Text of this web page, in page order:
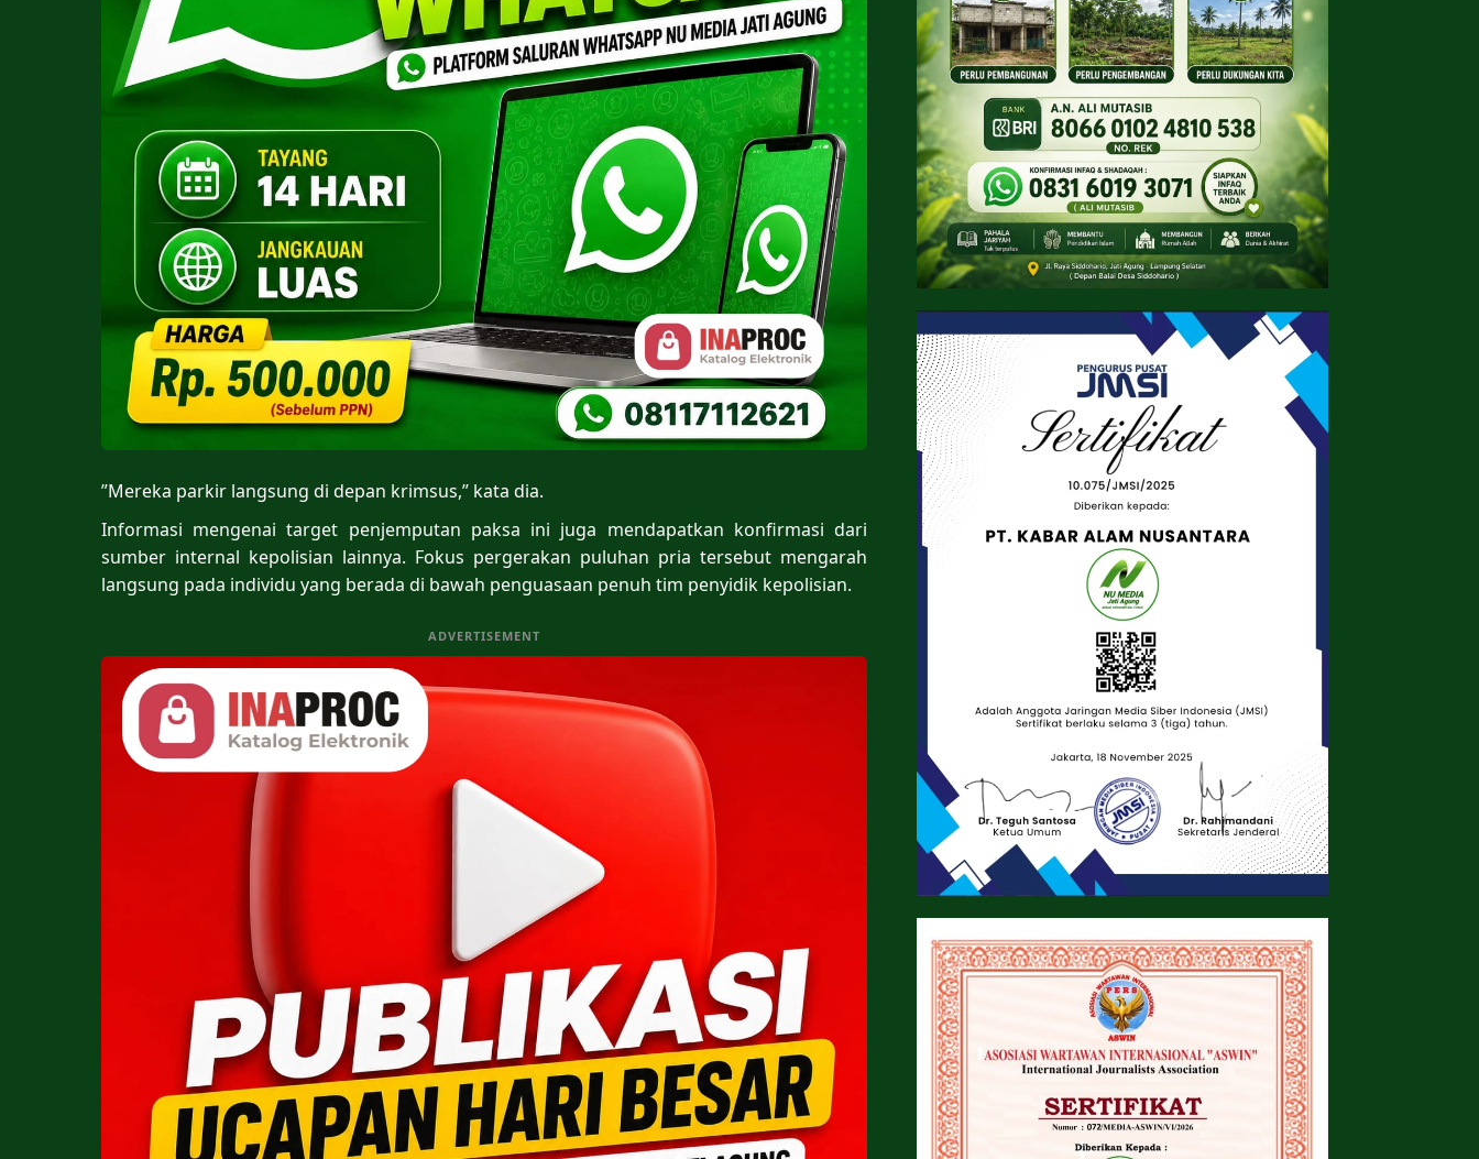
​”Mereka parkir langsung di depan krimsus,” kata dia.
​Informasi mengenai target penjemputan paksa ini juga mendapatkan konfirmasi dari
sumber internal kepolisian lainnya. Fokus pergerakan puluhan pria tersebut mengarah
langsung pada individu yang berada di bawah penguasaan penuh tim penyidik kepolisian.
ADVERTISEMENT